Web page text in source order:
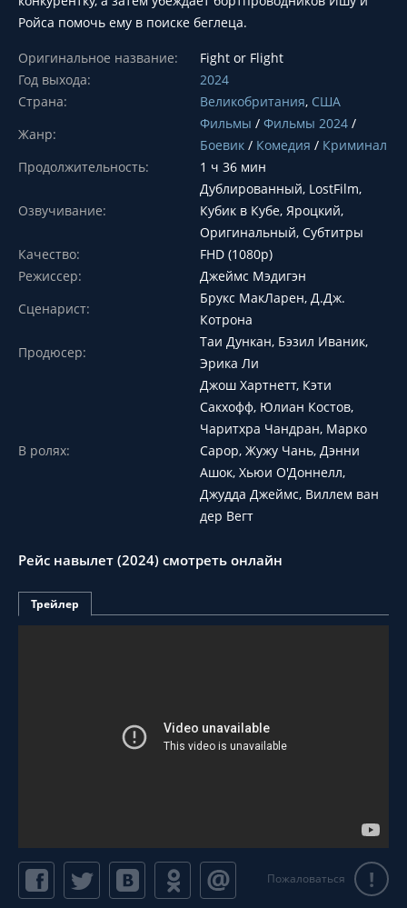
Ройса помочь ему в поиске беглеца.
Оригинальное название:
Fight or Flight
Год выхода:
2024
Страна:
Великобритания, США
Жанр:
Фильмы / Фильмы 2024 /
Боевик / Комедия / Криминал
Продолжительность:
1 ч 36 мин
Озвучивание:
Дублированный, LostFilm,
Кубик в Кубе, Яроцкий,
Оригинальный, Субтитры
Качество:
FHD (1080p)
Режиссер:
Джеймс Мэдигэн
Сценарист:
Брукс МакЛарен, Д.Дж.
Котрона
Продюсер:
Таи Дункан, Бэзил Иваник,
Эрика Ли
В ролях:
Джош Хартнетт, Кэти
Сакхофф, Юлиан Костов,
Чаритхра Чандран, Марко
Сарор, Жужу Чань, Дэнни
Ашок, Хьюи О'Доннелл,
Джудда Джеймс, Виллем ван
дер Вегт
Рейс навылет (2024) смотреть онлайн
Трейлер
Пожаловаться !